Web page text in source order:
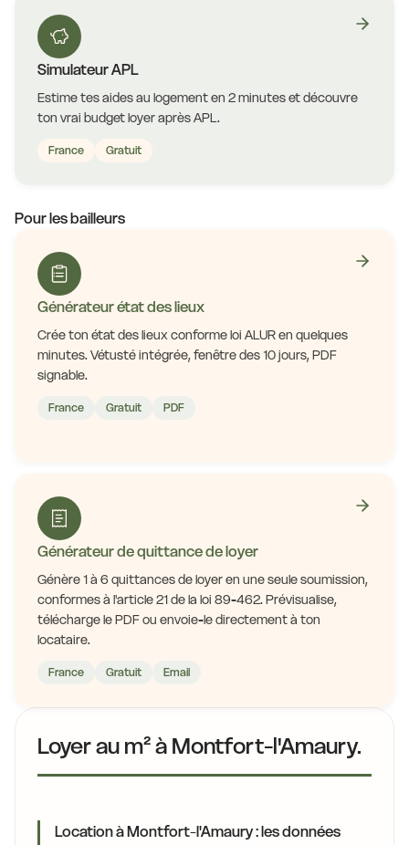
Simulateur APL
Estime tes aides au logement en 2 minutes et découvre
ton vrai budget loyer après APL.
France Gratuit
Pour les bailleurs
Générateur état des lieux
Crée ton état des lieux conforme loi ALUR en quelques
minutes. Vétusté intégrée, fenêtre des 10 jours, PDF
signable.
France Gratuit PDF
Générateur de quittance de loyer
Génère 1 à 6 quittances de loyer en une seule soumission,
conformes à l'article 21 de la loi 89-462. Prévisualise,
télécharge le PDF ou envoie-le directement à ton
locataire.
France Gratuit Email
Loyer au m² à Montfort-l'Amaury.
Location à Montfort-l'Amaury : les données